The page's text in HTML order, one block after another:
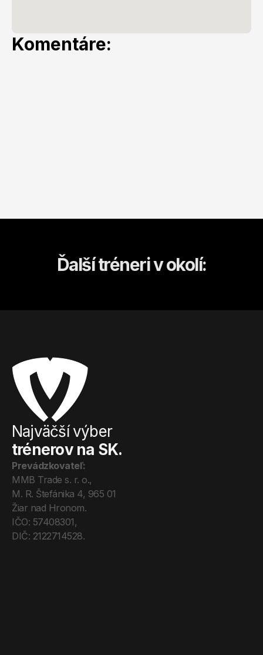
Komentáre:
Ďalší tréneri v okolí:
Najväčší výber
trénerov na SK.
Prevádzkovateľ:
MMB Trade s. r. o.,
M. R. Štefánika 4, 965 01
Žiar nad Hronom.
IČO: 57408301,
DIČ: 2122714528.